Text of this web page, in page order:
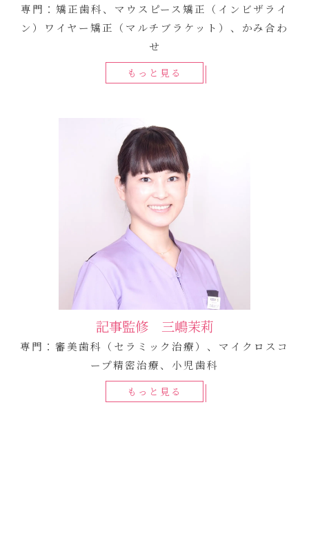
専門：矯正歯科、マウスピース矯正（インビザライ
ン）ワイヤー矯正（マルチブラケット）、かみ合わ
せ
もっと見る
記事監修 三嶋茉莉
専門：審美歯科（セラミック治療）、マイクロスコ
ープ精密治療、小児歯科
もっと見る